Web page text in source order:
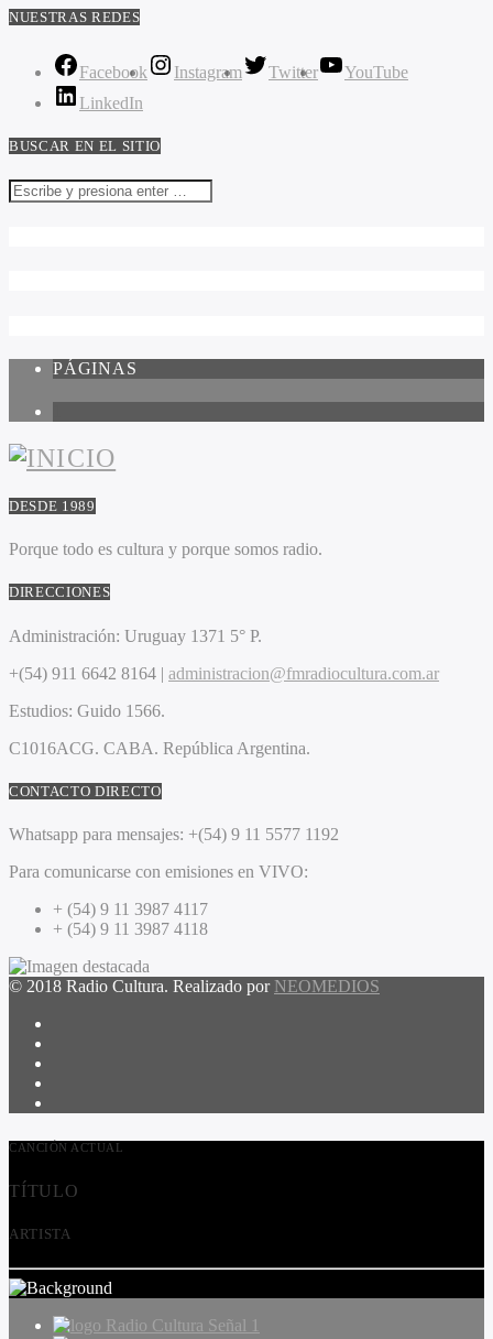
NUESTRAS REDES
Facebook Instagram Twitter
YouTube
LinkedIn
BUSCAR EN EL SITIO
PÁGINAS
DESDE 1989
Porque todo es cultura y porque somos radio.
DIRECCIONES
Administración: Uruguay 1371 5° P.
+(54) 911 6642 8164 | administracion@fmradiocultura.com.ar
Estudios: Guido 1566.
C1016ACG. CABA. República Argentina.
CONTACTO DIRECTO
Whatsapp para mensajes: +(54) 9 11 5577 1192
Para comunicarse con emisiones en VIVO:
+ (54) 9 11 3987 4117
+ (54) 9 11 3987 4118
© 2018 Radio Cultura. Realizado por NEOMEDIOS
CANCIÓN ACTUAL
TÍTULO
ARTISTA
Radio Cultura Señal 1